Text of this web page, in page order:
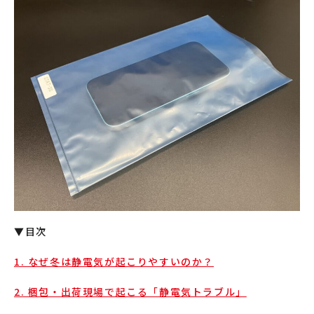
▼目次
1. なぜ冬は静電気が起こりやすいのか？
2. 梱包・出荷現場で起こる「静電気トラブル」